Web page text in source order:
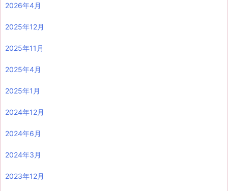
2026年4月
2025年12月
2025年11月
2025年4月
2025年1月
2024年12月
2024年6月
2024年3月
2023年12月